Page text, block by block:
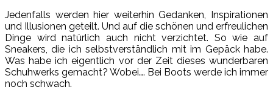
Jedenfalls werden hier weiterhin Gedanken, Inspirationen
und Illusionen geteilt. Und auf die schönen und erfreulichen
Dinge wird natürlich auch nicht verzichtet. So wie auf
Sneakers, die ich selbstverständlich mit im Gepäck habe.
Was habe ich eigentlich vor der Zeit dieses wunderbaren
Schuhwerks gemacht? Wobei…. Bei Boots werde ich immer
noch schwach.